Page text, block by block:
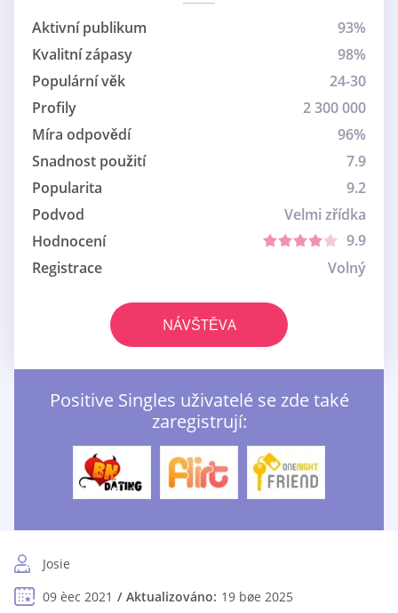
Aktivní publikum
93%
Kvalitní zápasy
98%
Populární věk
24-30
Profily
2 300 000
Míra odpovědí
96%
Snadnost použití
7.9
Popularita
9.2
Podvod
Velmi zřídka
Hodnocení
9.9
Registrace
Volný
NÁVŠTĚVA
Positive Singles uživatelé se zde také
zaregistrují:
Josie
09 èec 2021
Aktualizováno: 19 bøe 2025